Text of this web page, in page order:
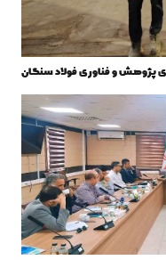
و فناوری فولاد سنگان